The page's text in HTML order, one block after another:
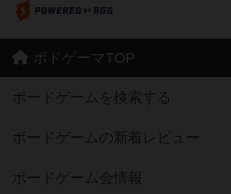
ボドゲーマTOP
ボードゲームを検索する
ボードゲームの新着レビュー
ボードゲーム会情報